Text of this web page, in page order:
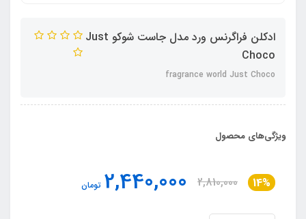
ادکلن فراگرنس ورد مدل جاست شوکو Just
Choco
fragrance world Just Choco
ویژگی‌های محصول
14%
2,810,000
2,440,000 تومان